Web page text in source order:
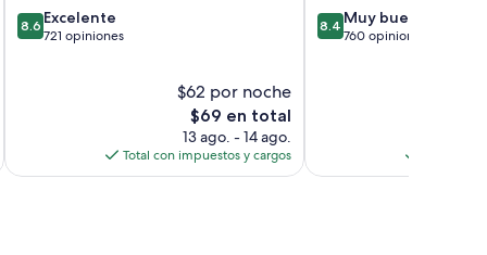
8.6
de
8.6 Excelente
721 opiniones
$62 por noche
El
precio
actual
es
$69 en total
13 ago. - 14 ago.
Total con impuestos y cargos
8.4
de
8.4 Muy bueno
760 opiniones